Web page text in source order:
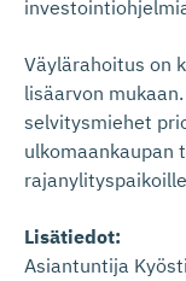
Väylärahoitus on
lisäarvon
selvitysmiehet
ulkomaankaupan
Lisätiedot:
Asiantuntija